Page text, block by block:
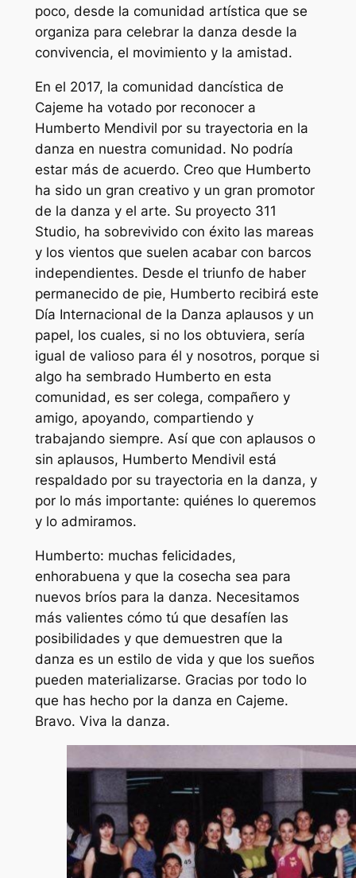
poco, desde la comunidad artística que se
organiza para celebrar la danza desde la
convivencia, el movimiento y la amistad.
En el 2017, la comunidad dancística de
Cajeme ha votado por reconocer a
Humberto Mendivil por su trayectoria en la
danza en nuestra comunidad. No podría
estar más de acuerdo. Creo que Humberto
ha sido un gran creativo y un gran promotor
de la danza y el arte. Su proyecto 311
Studio, ha sobrevivido con éxito las mareas
y los vientos que suelen acabar con barcos
independientes. Desde el triunfo de haber
permanecido de pie, Humberto recibirá este
Día Internacional de la Danza aplausos y un
papel, los cuales, si no los obtuviera, sería
igual de valioso para él y nosotros, porque si
algo ha sembrado Humberto en esta
comunidad, es ser colega, compañero y
amigo, apoyando, compartiendo y
trabajando siempre. Así que con aplausos o
sin aplausos, Humberto Mendivil está
respaldado por su trayectoria en la danza, y
por lo más importante: quiénes lo queremos
y lo admiramos.
Humberto: muchas felicidades,
enhorabuena y que la cosecha sea para
nuevos bríos para la danza. Necesitamos
más valientes cómo tú que desafíen las
posibilidades y que demuestren que la
danza es un estilo de vida y que los sueños
pueden materializarse. Gracias por todo lo
que has hecho por la danza en Cajeme.
Bravo. Viva la danza.